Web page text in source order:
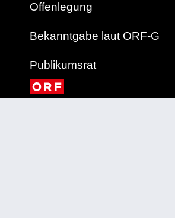
Offenlegung
Bekanntgabe laut ORF-G
Publikumsrat